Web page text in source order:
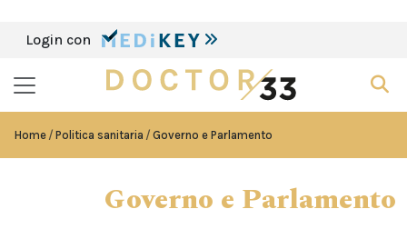
Login con
Home Politica sanitaria Governo e Parlamento
Governo e Parlamento